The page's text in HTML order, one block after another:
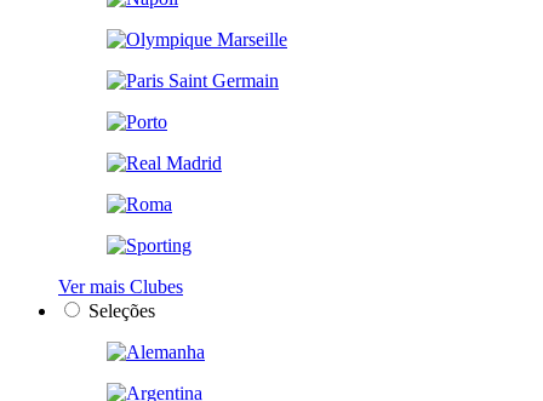
Ver mais Clubes
Seleções